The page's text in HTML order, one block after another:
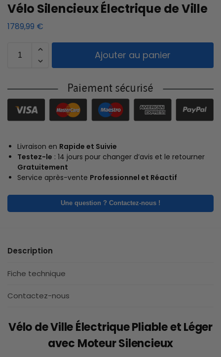
Vélo Silencieux Électrique de Ville
1789,99 €
Ajouter au panier
Livraison en Rapide et Suivie
Testez-le : 14 jours pour changer d’avis et le retourner
Gratuitement
Service après-vente Professionnel et Réactif
Une question ? Contactez-nous !
Description
Fiche technique
Contactez-nous
Vélo de Ville Électrique Pliable et Léger
avec Moteur Silencieux